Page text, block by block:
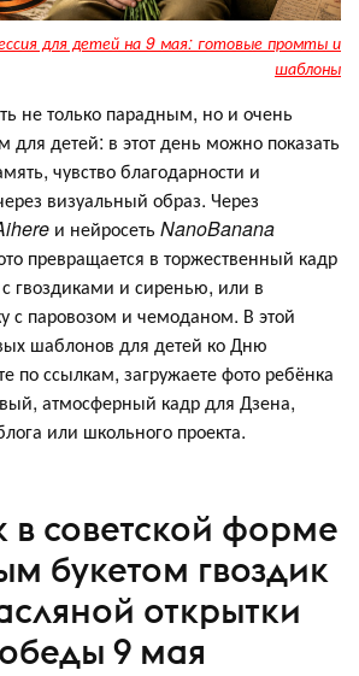
для детей на 9 мая: готовые промты и
шаблоны
не только парадным, но и очень
детей: в этот день можно показать
чувство благодарности и
визуальный образ. Через
и нейросеть NanoBanana
превращается в торжественный кадр
гвоздиками и сиренью, или в
с паровозом и чемоданом. В этой
шаблонов для детей ко Дню
по ссылкам, загружаете фото ребёнка
атмосферный кадр для Дзена,
или школьного проекта.
в советской форме
букетом гвоздик
открытки
9 мая